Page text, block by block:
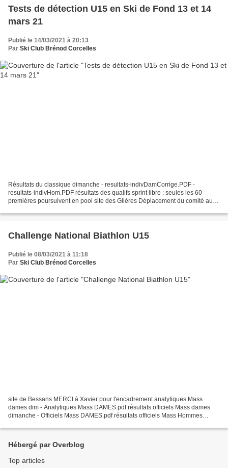
Tests de détection U15 en Ski de Fond 13 et 14
mars 21
Publié le 14/03/2021 à 20:13
Par Ski Club Brénod Corcelles
Résultats du classique dimanche - resultats-indivDamCorrige.PDF -
resultats-indivHom.PDF résultats des qualifs sprint libre : seules les 60
premières poursuivent en pool site des Glières Déplacement du comité aux
Challenge National Biathlon U15
Publié le 08/03/2021 à 11:18
Par Ski Club Brénod Corcelles
site de Bessans MERCI à Xavier pour l'encadrement analytiques Mass
dames dim - Analytiques Mass DAMES.pdf résultats officiels Mass dames
dimanche - Officiels Mass DAMES.pdf résultats officiels Mass Hommes
Hébergé par Overblog
Top articles